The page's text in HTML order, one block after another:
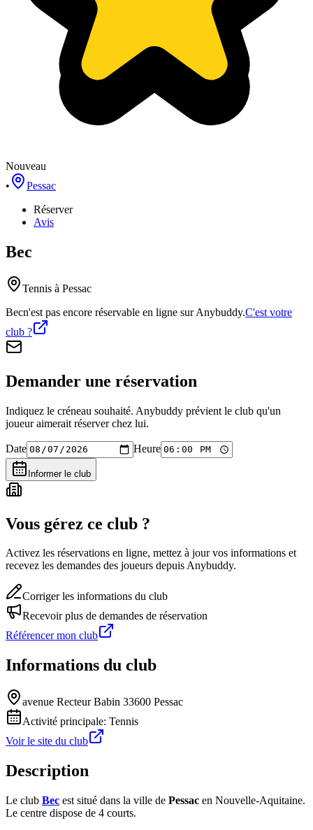
Nouveau
•
Pessac
Réserver
Avis
Bec
Tennis à Pessac
Becn'est pas encore réservable en ligne sur Anybuddy.C'est votre
club ?
Demander une réservation
Indiquez le créneau souhaité. Anybuddy prévient le club qu'un
joueur aimerait réserver chez lui.
Date Heure
Informer le club
Vous gérez ce club ?
Activez les réservations en ligne, mettez à jour vos informations et
recevez les demandes des joueurs depuis Anybuddy.
Corriger les informations du club
Recevoir plus de demandes de réservation
Référencer mon club
Informations du club
avenue Recteur Babin 33600 Pessac
Activité principale: Tennis
Voir le site du club
Description
Le club Bec est situé dans la ville de Pessac en Nouvelle-Aquitaine.
Le centre dispose de 4 courts.